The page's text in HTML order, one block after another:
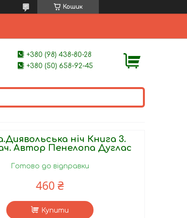
Кошик
+380 (98) 438-80-28
+380 (50) 658-92-45
ніч Книга 3.
Автор Пенелопа Дуглас
Готово до відправки
460 ₴
Купити